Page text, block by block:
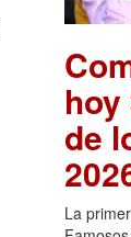
de
La